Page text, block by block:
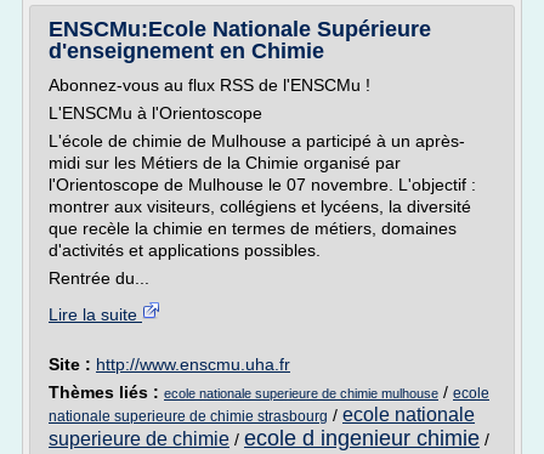
ENSCMu:Ecole Nationale Supérieure
d'enseignement en Chimie
Abonnez-vous au flux RSS de l'ENSCMu !
L'ENSCMu à l'Orientoscope
L'école de chimie de Mulhouse a participé à un après-
midi sur les Métiers de la Chimie organisé par
l'Orientoscope de Mulhouse le 07 novembre. L'objectif :
montrer aux visiteurs, collégiens et lycéens, la diversité
que recèle la chimie en termes de métiers, domaines
d'activités et applications possibles.
Rentrée du...
Lire la suite
Site : http://www.enscmu.uha.fr
Thèmes liés : ecole nationale superieure de chimie mulhouse / ecole
nationale superieure de chimie strasbourg / ecole nationale
superieure de chimie / ecole d ingenieur chimie /